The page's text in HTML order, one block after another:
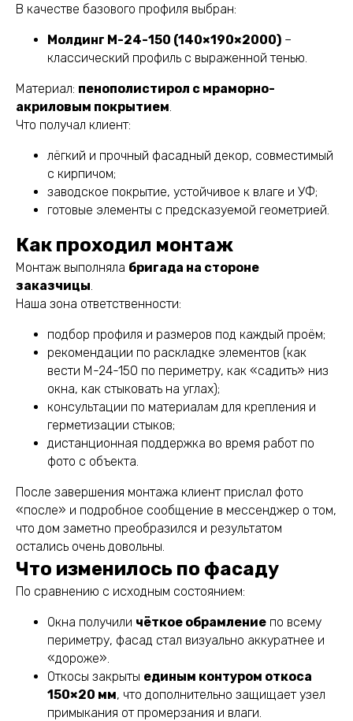
В качестве базового профиля выбран:
Молдинг М-24-150 (140×190×2000) –
классический профиль с выраженной тенью.
Материал: пенополистирол с мраморно-
акриловым покрытием.
Что получал клиент:
лёгкий и прочный фасадный декор, совместимый
с кирпичом;
заводское покрытие, устойчивое к влаге и УФ;
готовые элементы с предсказуемой геометрией.
Как проходил монтаж
Монтаж выполняла бригада на стороне
заказчицы.
Наша зона ответственности:
подбор профиля и размеров под каждый проём;
рекомендации по раскладке элементов (как
вести М-24-150 по периметру, как «садить» низ
окна, как стыковать на углах);
консультации по материалам для крепления и
герметизации стыков;
дистанционная поддержка во время работ по
фото с объекта.
После завершения монтажа клиент прислал фото
«после» и подробное сообщение в мессенджер о том,
что дом заметно преобразился и результатом
остались очень довольны.
Что изменилось по фасаду
По сравнению с исходным состоянием:
Окна получили чёткое обрамление по всему
периметру, фасад стал визуально аккуратнее и
«дороже».
Откосы закрыты единым контуром откоса
150×20 мм, что дополнительно защищает узел
примыкания от промерзания и влаги.